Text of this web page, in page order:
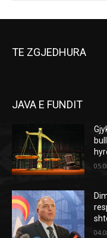
TE ZGJEDHURA
JAVA E FUNDIT